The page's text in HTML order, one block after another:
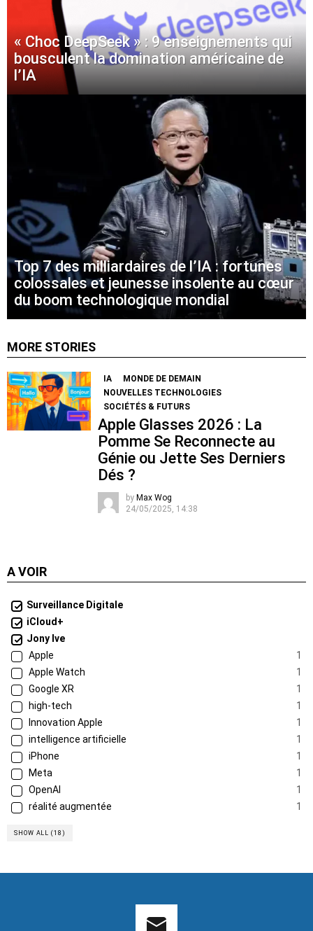
« Choc DeepSeek » : 9 enseignements qui
bousculent la domination américaine de
l’IA
Top 7 des milliardaires de l’IA : fortunes
colossales et jeunesse insolente au cœur
du boom technologique mondial
MORE STORIES
IA
MONDE DE DEMAIN
NOUVELLES TECHNOLOGIES
SOCIÉTÉS & FUTURS
Apple Glasses 2026 : La
Pomme Se Reconnecte au
Génie ou Jette Ses Derniers
Dés ?
by Max Wog
24/05/2025, 14:38
A VOIR
Surveillance Digitale
iCloud+
Jony Ive
Apple
1
Apple Watch
1
Google XR
1
high-tech
1
Innovation Apple
1
intelligence artificielle
1
iPhone
1
Meta
1
OpenAI
1
réalité augmentée
1
SHOW ALL (18)